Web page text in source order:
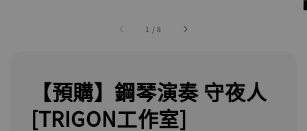
1 /8
【預購】鋼琴演奏 守夜人
[TRIGON工作室]